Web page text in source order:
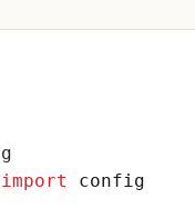
import config